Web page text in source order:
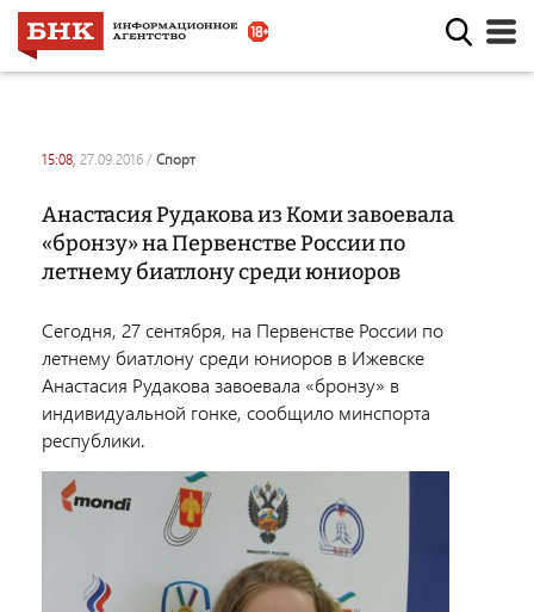
15:08, 27.09.2016 / спорт
Анастасия Рудакова из Коми завоевала
«бронзу» на Первенстве России по
летнему биатлону среди юниоров
Сегодня, 27 сентября, на Первенстве России по
летнему биатлону среди юниоров в Ижевске
Анастасия Рудакова завоевала «бронзу» в
индивидуальной гонке, сообщило минспорта
республики.